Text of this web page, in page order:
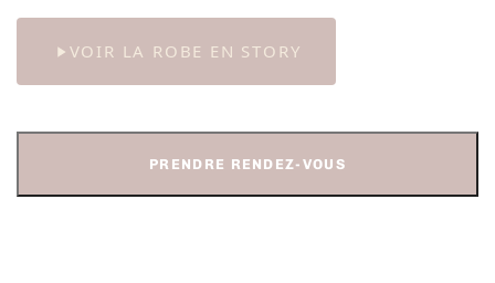
VOIR LA ROBE EN STORY
PRENDRE RENDEZ-VOUS